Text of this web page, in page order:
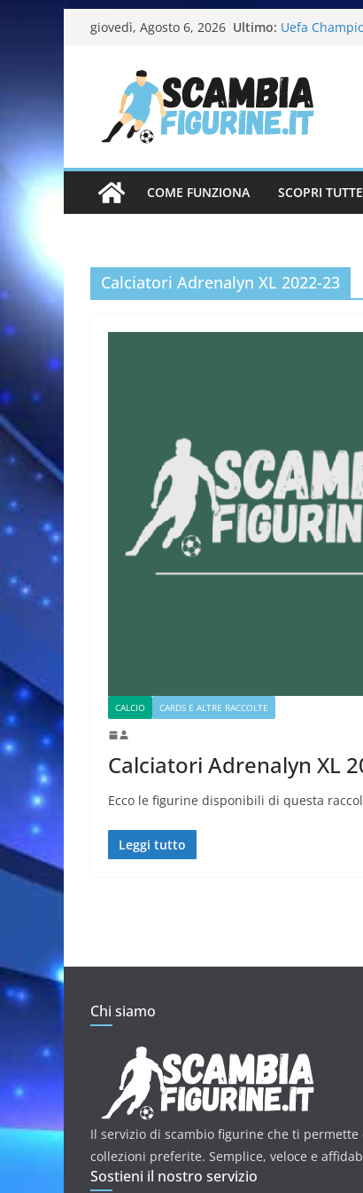
giovedì, Agosto 6, 2026 Ultimo: Uefa
Calciatrici
Calciatori
COME FUNZIONA SCOPRI
Calciatori Adrenalyn XL 2022-23
CALCIO CARDS E ALTRE RACCOLTE
Calciatori Adrenalyn XL
Ecco le figurine disponibili di questa
Leggi tutto
Chi siamo
Il servizio di scambio figurine che ti
collezioni preferite. Semplice, veloce e
Sostieni il nostro servizio